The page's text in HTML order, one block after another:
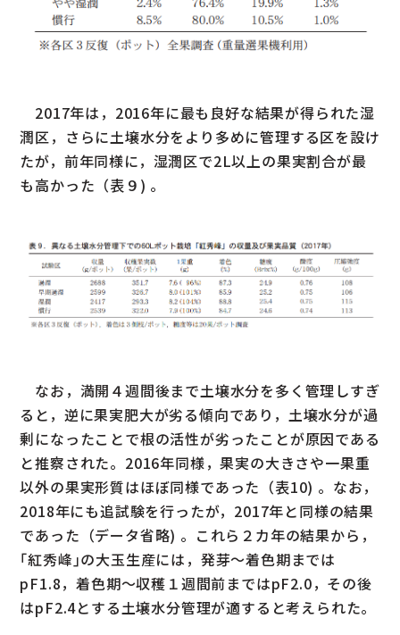
2017年は，2016年に最も良好な結果が得られた湿
潤区，さらに土壌水分をより多めに管理する区を設け
たが，前年同様に，湿潤区で2L以上の果実割合が最
も高かった（表９) 。
なお，満開４週間後まで土壌水分を多く管理しすぎ
ると，逆に果実肥大が劣る傾向であり，土壌水分が過
剰になったことで根の活性が劣ったことが原因である
と推察された。2016年同様，果実の大きさや一果重
以外の果実形質はほぼ同様であった（表10) 。なお，
2018年にも追試験を行ったが，2017年と同様の結果
であった（データ省略) 。これら２カ年の結果から，
｢紅秀峰｣の大玉生産には，発芽〜着色期までは
pF1.8，着色期〜収穫１週間前まではpF2.0，その後
はpF2.4とする土壌水分管理が適すると考えられた。